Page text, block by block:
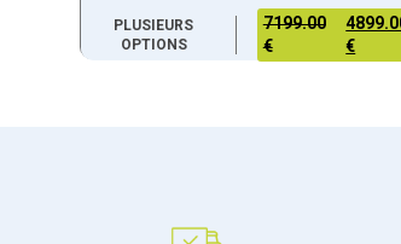
PLUSIEURS
OPTIONS
7199.00
€
€